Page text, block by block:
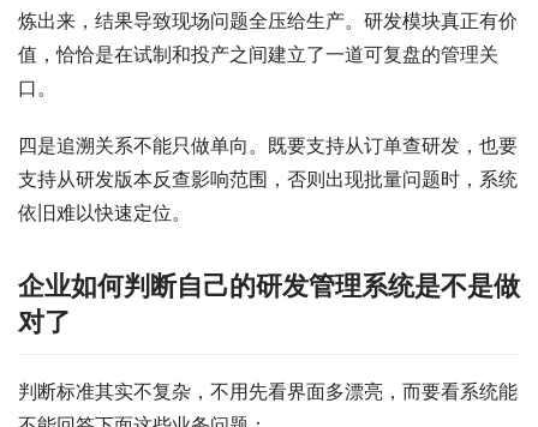
炼出来，结果导致现场问题全压给生产。研发模块真正有价
值，恰恰是在试制和投产之间建立了一道可复盘的管理关
口。
四是追溯关系不能只做单向。既要支持从订单查研发，也要
支持从研发版本反查影响范围，否则出现批量问题时，系统
依旧难以快速定位。
企业如何判断自己的研发管理系统是不是做
对了
判断标准其实不复杂，不用先看界面多漂亮，而要看系统能